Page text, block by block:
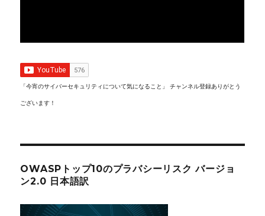
「今宵のサイバーセキュリティについて気になること」 チャンネル登録ありがとう
ございます！
OWASPトップ10のプラバシーリスク バージョ
ン2.0 日本語訳